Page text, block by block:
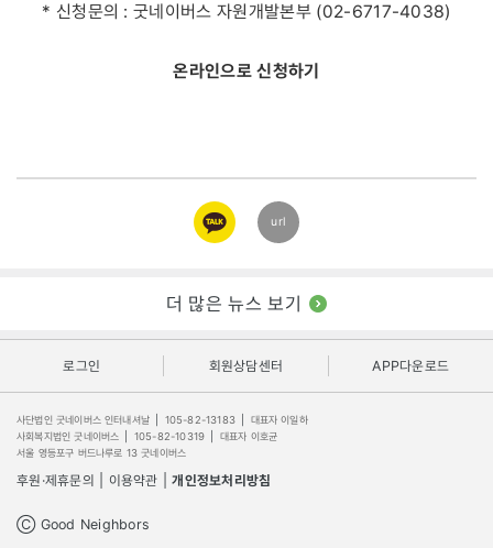
* 신청문의 : 굿네이버스 자원개발본부 (02-6717-4038)
온라인으로 신청하기
카카오
링크
url
더 많은 뉴스 보기
로그인 회원상담센터 APP다운로드
사단법인 굿네이버스 인터내셔날 105-82-13183
대표자 이일하
사회복지법인 굿네이버스
105-82-10319
대표자 이호균
서울 영등포구 버드나루로 13 굿네이버스
후원·제휴문의 이용약관 개인정보처리방침
Ⓒ Good Neighbors